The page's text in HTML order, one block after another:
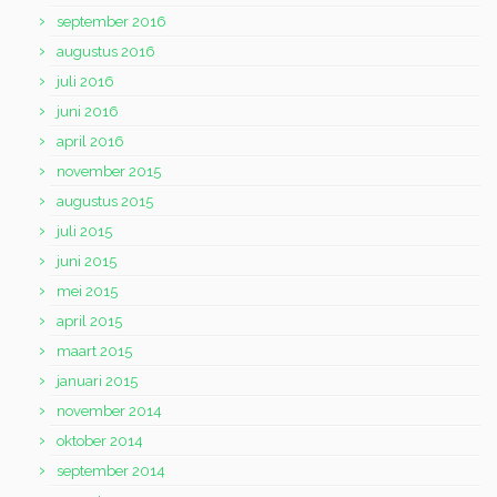
september 2016
augustus 2016
juli 2016
juni 2016
april 2016
november 2015
augustus 2015
juli 2015
juni 2015
mei 2015
april 2015
maart 2015
januari 2015
november 2014
oktober 2014
september 2014